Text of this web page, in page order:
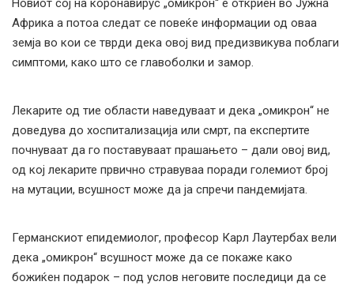
Новиот сој на коронавирус „омикрон“ е откриен во Јужна
Африка а потоа следат се повеќе информации од оваа
земја во кои се тврди дека овој вид предизвикува поблаги
симптоми, како што се главоболки и замор.
Лекарите од тие области наведуваат и дека „омикрон“ не
доведува до хоспитализација или смрт, па експертите
почнуваат да го поставуваат прашањето – дали овој вид,
од кој лекарите првично стравуваа поради големиот број
на мутации, всушност може да ја спречи пандемијата.
Германскиот епидемиолог, професор Карл Лаутербах вели
дека „омикрон“ всушност може да се покаже како
божиќен подарок – под услов неговите последици да се